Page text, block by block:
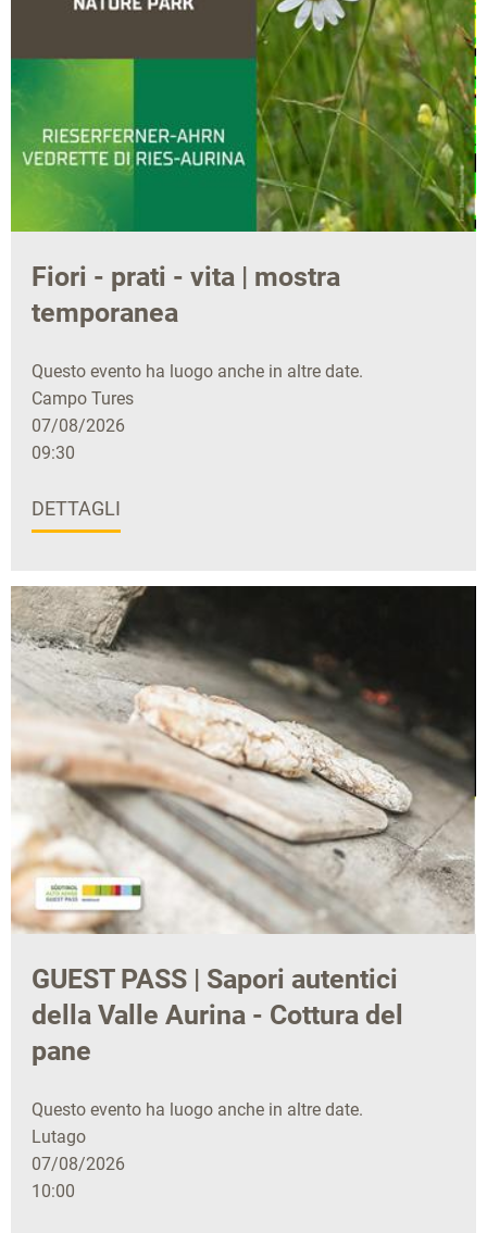
Fiori - prati - vita | mostra
temporanea
Questo evento ha luogo anche in altre date.
Campo Tures
07/08/2026
09:30
DETTAGLI
GUEST PASS | Sapori autentici
della Valle Aurina - Cottura del
pane
Questo evento ha luogo anche in altre date.
Lutago
07/08/2026
10:00